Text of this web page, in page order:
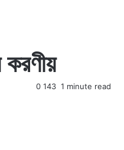
করণীয়
0 143 1 minute read